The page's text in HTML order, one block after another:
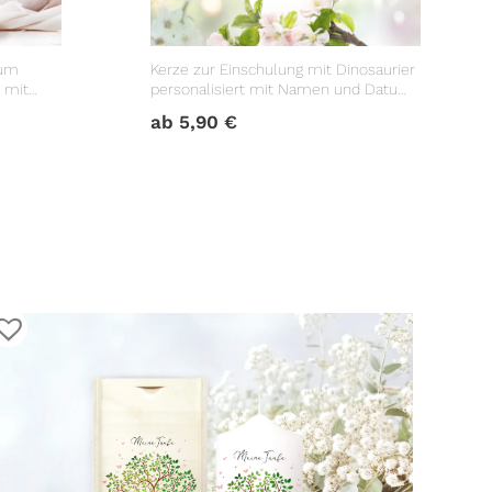
mit
Kerze zur Einschulung mit Dinosaurier
personalisiert mit Namen und Datum
ab 5,90€